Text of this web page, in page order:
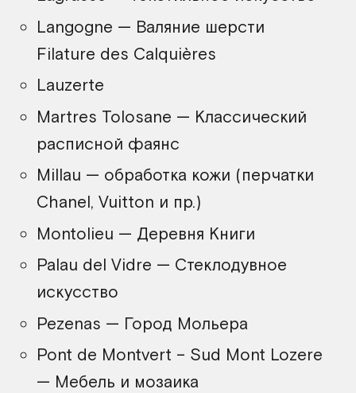
Langogne — Валяние шерсти
Filature des Calquières
Lauzerte
Martres Tolosane — Классический
расписной фаянс
Millau — обработка кожи (перчатки
Chanel, Vuitton и пр.)
Montolieu — Деревня Книги
Palau del Vidre — Стеклодувное
искусство
Pezenas — Город Мольера
Pont de Montvert – Sud Mont Lozere
— Мебель и мозаика